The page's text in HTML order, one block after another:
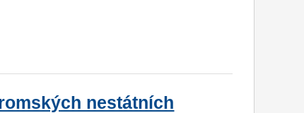
nestátních